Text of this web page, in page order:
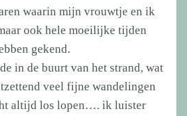
waarin mijn vrouwtje en ik
ook hele moeilijke tijden
gekend.
in de buurt van het strand, wat
veel fijne wandelingen
altijd los lopen…. ik luister